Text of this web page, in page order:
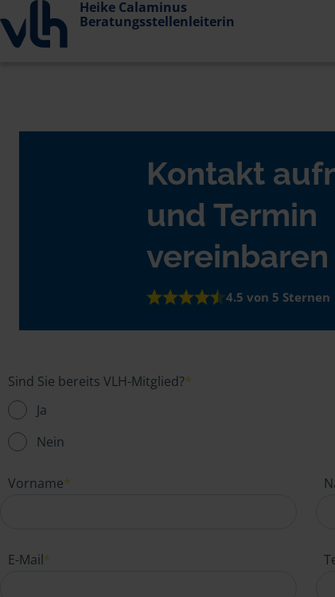
Heike Calaminus
Beratungsstellenleiterin
Kontakt
und Termin
vereinbaren
4.5 von 5 Sternen
Sind Sie bereits VLH-Mitglied?*
Ja
Nein
Vorname*
E-Mail*